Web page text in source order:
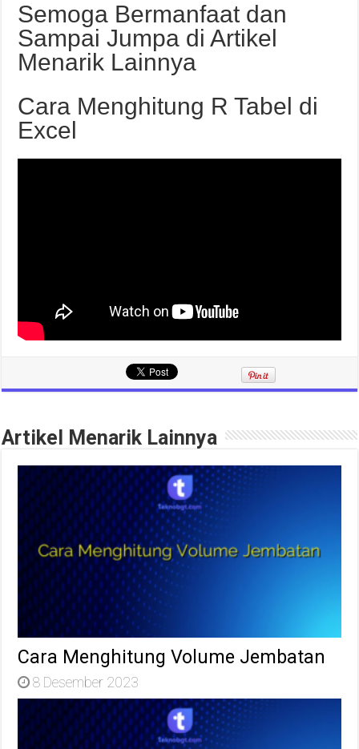
Semoga Bermanfaat dan
Sampai Jumpa di Artikel
Menarik Lainnya
Cara Menghitung R Tabel di
Excel
Artikel Menarik Lainnya
Cara Menghitung Volume Jembatan
8 Desember 2023